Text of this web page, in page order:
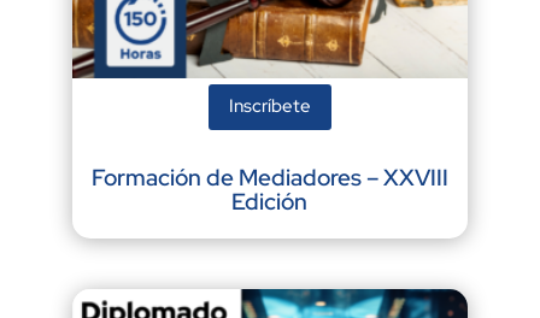
Inscríbete
Formación de Mediadores – XXVIII
Edición